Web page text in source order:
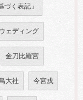
づく表記」
ェディング
金刀比羅宮
大社 今宮戎